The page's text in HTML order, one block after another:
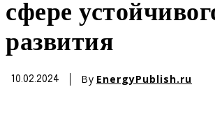
сфере
развития
10.02.2024 By EnergyPublish.ru